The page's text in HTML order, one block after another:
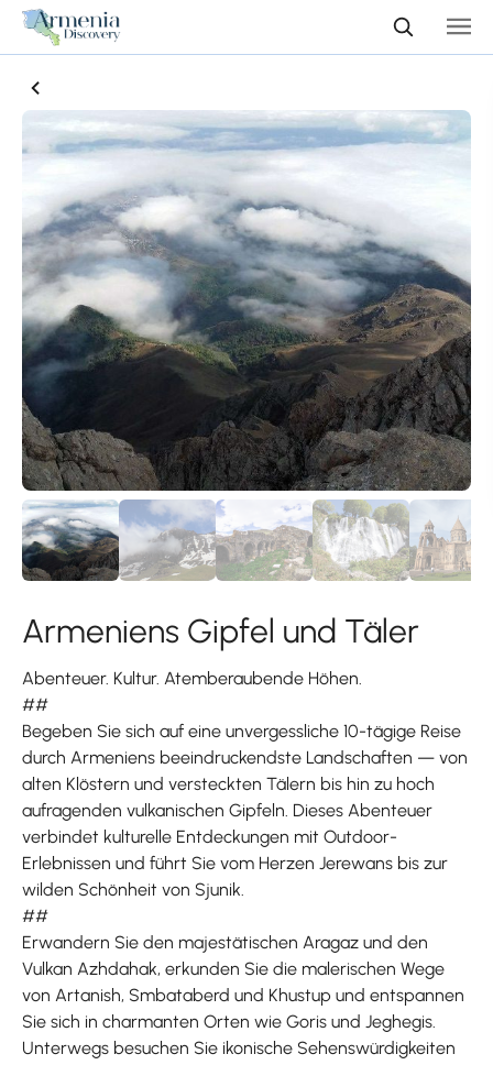
Armeniens Gipfel und Täler
Abenteuer. Kultur. Atemberaubende Höhen.
##
Begeben Sie sich auf eine unvergessliche 10-tägige Reise
durch Armeniens beeindruckendste Landschaften — von
alten Klöstern und versteckten Tälern bis hin zu hoch
aufragenden vulkanischen Gipfeln. Dieses Abenteuer
verbindet kulturelle Entdeckungen mit Outdoor-
Erlebnissen und führt Sie vom Herzen Jerewans bis zur
wilden Schönheit von Sjunik.
##
Erwandern Sie den majestätischen Aragaz und den
Vulkan Azhdahak, erkunden Sie die malerischen Wege
von Artanish, Smbataberd und Khustup und entspannen
Sie sich in charmanten Orten wie Goris und Jeghegis.
Unterwegs besuchen Sie ikonische Sehenswürdigkeiten